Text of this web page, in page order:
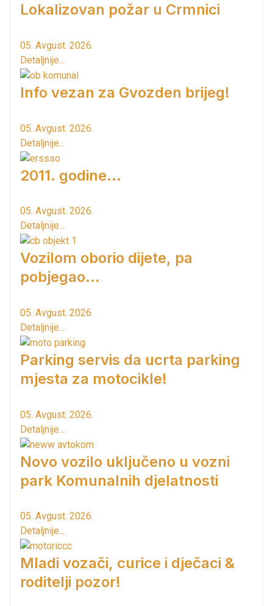
Lokalizovan požar u Crmnici
05. Avgust. 2026.
Detaljnije...
Info vezan za Gvozden brijeg!
05. Avgust. 2026.
Detaljnije...
2011. godine...
05. Avgust. 2026.
Detaljnije...
Vozilom oborio dijete, pa
pobjegao...
05. Avgust. 2026.
Detaljnije...
Parking servis da ucrta parking
mjesta za motocikle!
05. Avgust. 2026.
Detaljnije...
Novo vozilo uključeno u vozni
park Komunalnih djelatnosti
05. Avgust. 2026.
Detaljnije...
Mladi vozači, curice i dječaci &
roditelji pozor!